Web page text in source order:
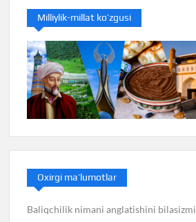
Milliylik-millat ko’zgusi
Oxirgi ma’lumotlar
Baliqchilik nimani anglatishini bilasizmi